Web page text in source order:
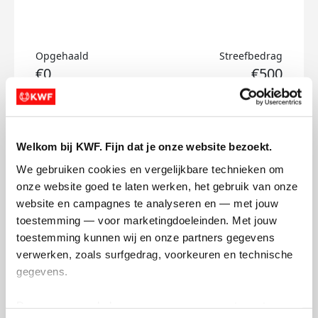
Welkom bij KWF. Fijn dat je onze website bezoekt.
We gebruiken cookies en vergelijkbare technieken om
onze website goed te laten werken, het gebruik van onze
website en campagnes te analyseren en — met jouw
toestemming — voor marketingdoeleinden. Met jouw
toestemming kunnen wij en onze partners gegevens
verwerken, zoals surfgedrag, voorkeuren en technische
gegevens.
Opgehaald
€0
Streefbedrag
€500
Doneer
Desiree's badges